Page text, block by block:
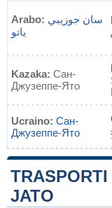
Arabo: سان جوزيبي
ياتو
Kazaka: Сан-
Джузеппе-Ято
Ucraino: Сан-
Джузеппе-Ято
JATO